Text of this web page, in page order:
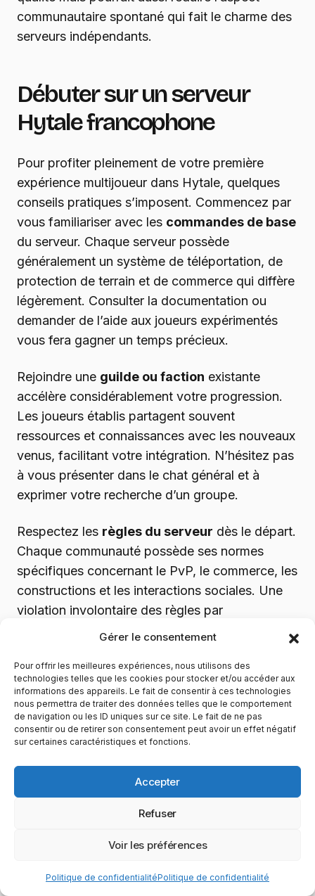
Gérer le consentement
Pour offrir les meilleures expériences, nous utilisons des
technologies telles que les cookies pour stocker et/ou accéder aux
informations des appareils. Le fait de consentir à ces technologies
nous permettra de traiter des données telles que le comportement
de navigation ou les ID uniques sur ce site. Le fait de ne pas
consentir ou de retirer son consentement peut avoir un effet négatif
sur certaines caractéristiques et fonctions.
Accepter
Refuser
Voir les préférences
Politique de confidentialitéPolitique de confidentialité
communautaire spontané qui fait le charme des
serveurs indépendants.
Débuter sur un serveur
Hytale francophone
Pour profiter pleinement de votre première
expérience multijoueur dans Hytale, quelques
conseils pratiques s’imposent. Commencez par
vous familiariser avec les commandes de base
du serveur. Chaque serveur possède
généralement un système de téléportation, de
protection de terrain et de commerce qui diffère
légèrement. Consulter la documentation ou
demander de l’aide aux joueurs expérimentés
vous fera gagner un temps précieux.
Rejoindre une guilde ou faction existante
accélère considérablement votre progression.
Les joueurs établis partagent souvent
ressources et connaissances avec les nouveaux
venus, facilitant votre intégration. N’hésitez pas
à vous présenter dans le chat général et à
exprimer votre recherche d’un groupe.
Respectez les règles du serveur dès le départ.
Chaque communauté possède ses normes
spécifiques concernant le PvP, le commerce, les
constructions et les interactions sociales. Une
violation involontaire des règles par
méconnaissance peut entraîner des sanctions
Explorez leszones de spawnet les hubs
communautaires pour vous imprégner de
l’ambiance du serveur. Ces espaces centraux
révèlent souvent le niveau de développement et
l’esthétique privilégiée par la communauté. Ils
constituent également d’excellents points de
sessions de jeupour
vous recherchez l’interaction sociale. Les